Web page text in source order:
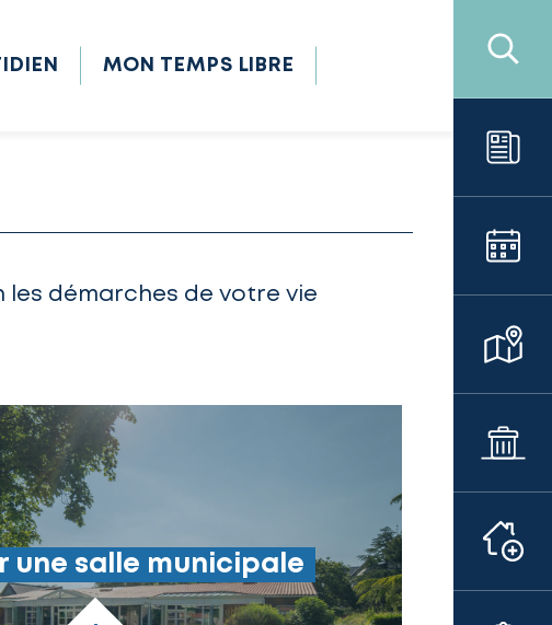
MON TEMPS LIBRE
démarches de votre vie
une salle municipale